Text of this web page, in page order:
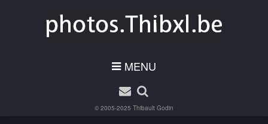
MENU
© 2005-2025 Thibault Godin